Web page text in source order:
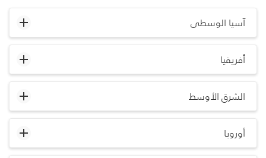
آسيا الوسطى
أفريقيا
الشرق الأوسط
أوروبا